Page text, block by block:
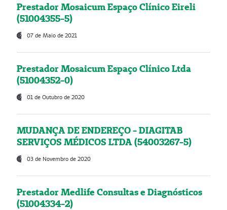
Prestador Mosaicum Espaço Clínico Eireli
(51004355-5)
07 de Maio de 2021
Prestador Mosaicum Espaço Clínico Ltda
(51004352-0)
01 de Outubro de 2020
MUDANÇA DE ENDEREÇO - DIAGITAB
SERVIÇOS MÉDICOS LTDA (54003267-5)
03 de Novembro de 2020
Prestador Medlife Consultas e Diagnósticos
(51004334-2)